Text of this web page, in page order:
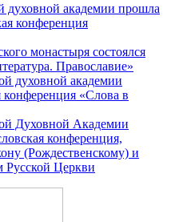
духовной академии прошла
конференция
монастыря состоялся
Православие»
духовной академии
конференция «Слова в
Духовной Академии
конференция,
(Рождественскому) и
Русской Церкви